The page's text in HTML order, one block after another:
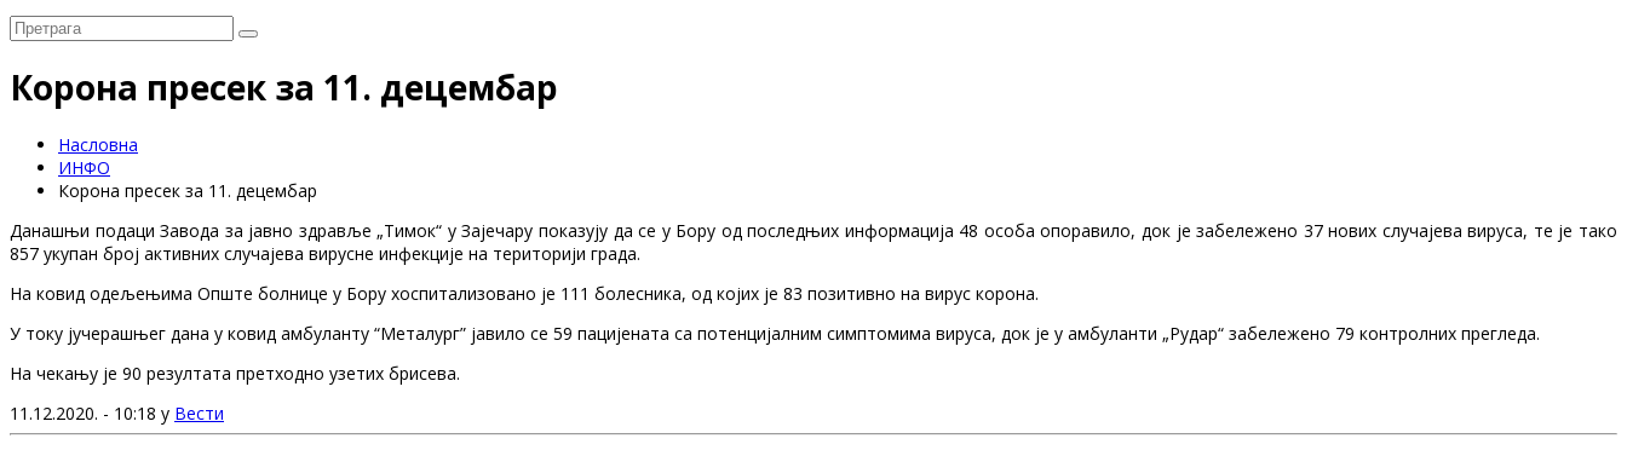
Корона пресек за 11. децембар
Насловна
ИНФО
Корона пресек за 11. децембар
Данашњи подаци Завода за јавно здравље „Тимок“ у Зајечару показују да се у Бору од последњих информација 48 особа опоравило, док је забележено 37 нових случајева вируса, те је тако
857 укупан број активних случајева вирусне инфекције на територији града.
На ковид одељењима Опште болнице у Бору хоспитализовано је 111 болесника, од којих је 83 позитивно на вирус корона.
У току јучерашњег дана у ковид амбуланту “Металург” јавило се 59 пацијената са потенцијалним симптомима вируса, док је у амбуланти „Рудар“ забележено 79 контролних прегледа.
На чекању је 90 резултата претходно узетих брисева.
11.12.2020. - 10:18 у Вести